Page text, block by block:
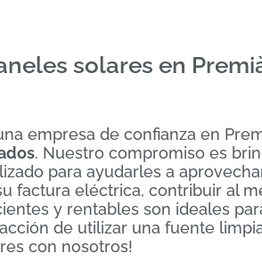
solares en
empresa de confianza en
. Nuestro compromiso es
para ayudarles a
factura eléctrica, contribuir al
y rentables son ideales
de utilizar una fuente
con nosotros!